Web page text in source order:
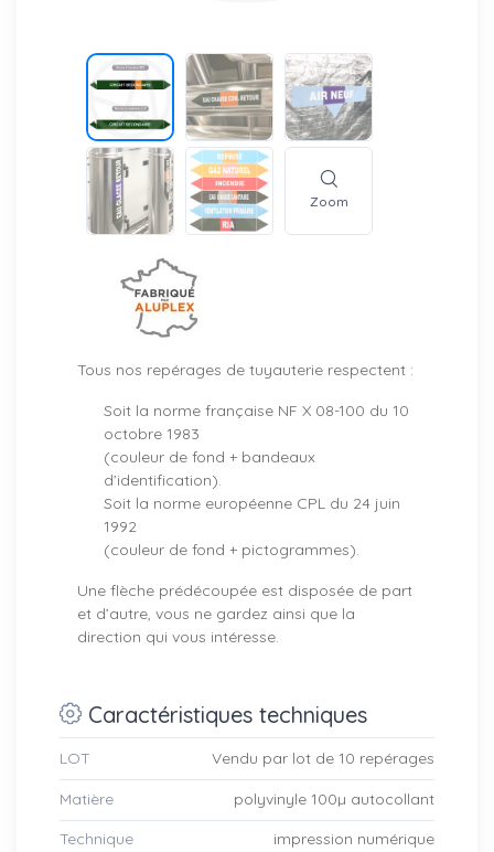
Zoom
Tous nos repérages de tuyauterie respectent :
Soit la norme française NF X 08-100 du 10
octobre 1983
(couleur de fond + bandeaux
d’identification).
Soit la norme européenne CPL du 24 juin
1992
(couleur de fond + pictogrammes).
Une flèche prédécoupée est disposée de part
et d’autre, vous ne gardez ainsi que la
direction qui vous intéresse.
Caractéristiques techniques
LOT Vendu par lot de 10 repérages
Matière polyvinyle 100µ autocollant
Technique impression numérique